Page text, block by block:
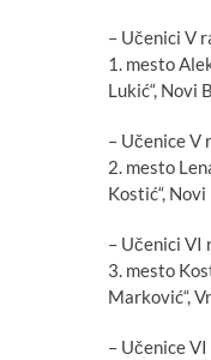
– Učenici V
1. mesto
Lukić“, Novi
– Učenice V
2. mesto
Kostić“,
– Učenici VI
3. mesto
Marković“,
– Učenice